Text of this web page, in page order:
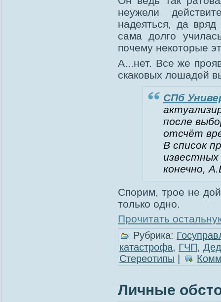
неужели
надеяться, да
сама долго
почему некоторые
А...нет. Все же
скаковых лошадей
СПб
после
отсчёт
В список
известных
конечно,
Спорим, трое не
только одно.
Прочитать
Рубрика:
катастрофа, ГЧП,
Стереотипы |
Личные